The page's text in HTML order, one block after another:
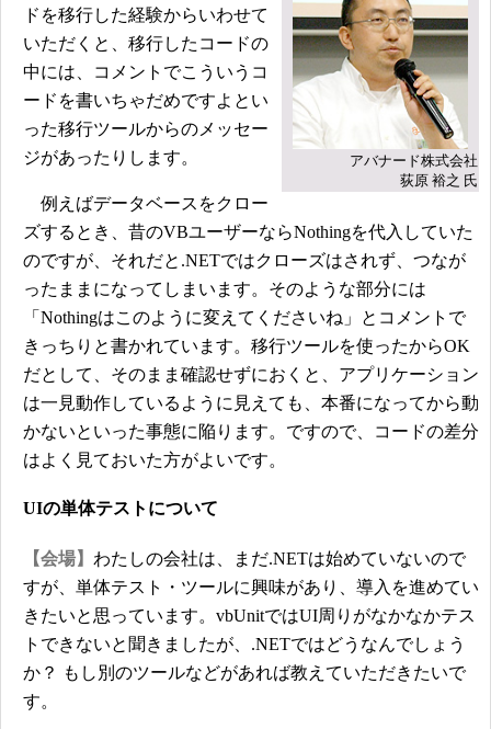
アバナード株式会社
荻原 裕之 氏
ドを移行した経験からいわせて
いただくと、移行したコードの
中には、コメントでこういうコ
ードを書いちゃだめですよとい
った移行ツールからのメッセー
ジがあったりします。
例えばデータベースをクロー
ズするとき、昔のVBユーザーならNothingを代入していた
のですが、それだと.NETではクローズはされず、つなが
ったままになってしまいます。そのような部分には
「Nothingはこのように変えてくださいね」とコメントで
きっちりと書かれています。移行ツールを使ったからOK
だとして、そのまま確認せずにおくと、アプリケーション
は一見動作しているように見えても、本番になってから動
かないといった事態に陥ります。ですので、コードの差分
はよく見ておいた方がよいです。
UIの単体テストについて
【会場】 わたしの会社は、まだ.NETは始めていないので
すが、単体テスト・ツールに興味があり、導入を進めてい
きたいと思っています。vbUnitではUI周りがなかなかテス
トできないと聞きましたが、.NETではどうなんでしょう
か？ もし別のツールなどがあれば教えていただきたいで
す。